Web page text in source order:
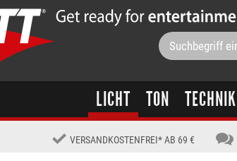
LICHT TON TECHNIK
VERSANDKOSTENFREI* AB 69 €